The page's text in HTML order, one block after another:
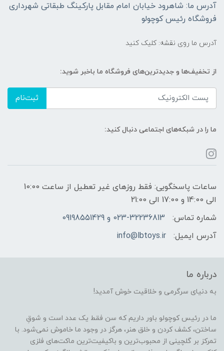
آدرس ما: شاهرود خیابان امام مقابل پارکینگ طبقاتی شهرداری
فروشگاه رئیس کوچولو
آدرس ما روی نقشه: کلیک کنید
از تخفیف‌ها و جدیدترین‌های فروشگاه ما باخبر شوید:
ثبت‌نام
ما را در شبکه‌های اجتماعی دنبال کنید:
ساعات پاسخگویی: فقط روزهای غیر تعطیل از ساعت 10:00
الی 14:00 و 17:00 الی 21:00
شماره تماس:
023-32236813 و 09198551429
آدرس ایمیل:
info@lbtoys.ir
درباره ما
به دنیای سرگرمی و خلاقیت خوش آمدید!
ما در رئیس کوچولو باور داریم که سن فقط یک عدد است و شوقِ
ساختن، کشف کردن و خلق هنر، هرگز در وجود ما خاموش نمی‌شود. با
تمرکز بر گلچینی از محبوب‌ترین و باکیفیت‌ترین ماکت‌های فلزی